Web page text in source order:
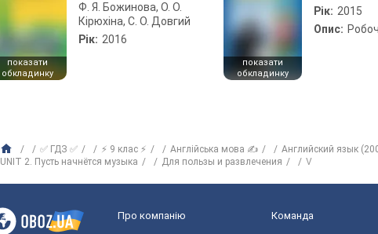
показати
обкладинку
Ф. Я. Божинова, О. О.
Кірюхіна, С. О. Довгий
Рік: 2016
показати
обкладинку
Рік: 2015
Опис:
✅ ГДЗ ✅ ⚡ 9 клас ⚡ Англійська мова ✍ Английский язык
UNIT 2. Пусть начнётся музыка
Для пользы и развлечения V
Про компанію Команда